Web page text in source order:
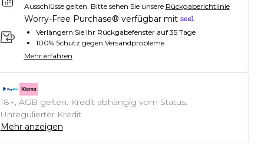
Ausschlüsse gelten. Bitte sehen Sie unsere Rückgaberichtlinie
Worry-Free Purchase® verfügbar mit
Verlängern Sie Ihr Rückgabefenster auf 35 Tage
100% Schutz gegen Versandprobleme
Mehr erfahren
18+, AGB gelten. Kredit abhängig vom Status.
Unregulierter Kredit.
Mehr anzeigen